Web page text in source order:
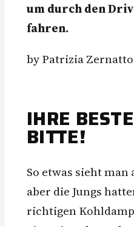
um durch den
fahren.
by Patrizia Zernatto
IHRE
BITTE!
So etwas sieht
aber die Jungs
richtigen